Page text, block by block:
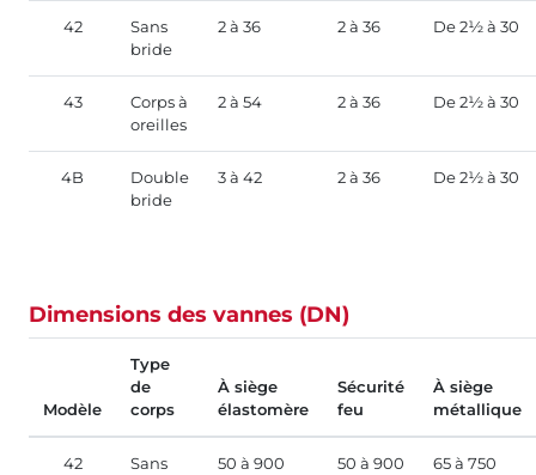
42
Sans
bride
2 à 36 2 à 36 De 2½ à 30
43
Corps à
oreilles
2 à 54 2 à 36 De 2½ à 30
4B
Double
bride
3 à 42 2 à 36 De 2½ à 30
Dimensions des vannes (DN)
Modèle
Type
de
corps
À siège
élastomère
Sécurité
feu
À siège
métallique
42
Sans
50 à 900 50 à 900 65 à 750